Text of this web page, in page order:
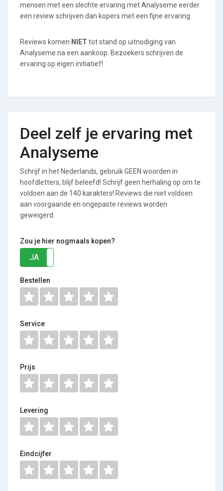
mensen met een slechte ervaring met Analyseme eerder
een review schrijven dan kopers met een fijne ervaring.
Reviews komen NIET tot stand op uitnodiging van
Analyseme na een aankoop. Bezoekers schrijven de
ervaring op eigen initiatief!
Deel zelf je ervaring met
Analyseme
Schrijf in het Nederlands, gebruik GEEN woorden in
hoofdletters, blijf beleefd! Schrijf geen herhaling op om te
voldoen aan de 140 karakters! Reviews die niet voldoen
aan voorgaande en ongepaste reviews worden
geweigerd.
Zou je hier nogmaals kopen?
JA
Bestellen
Service
Prijs
Levering
Eindcijfer